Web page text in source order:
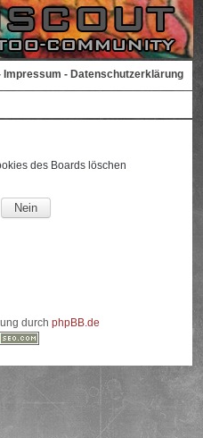
Impressum - Datenschutzerklärung
des Boards löschen
durch phpBB.de